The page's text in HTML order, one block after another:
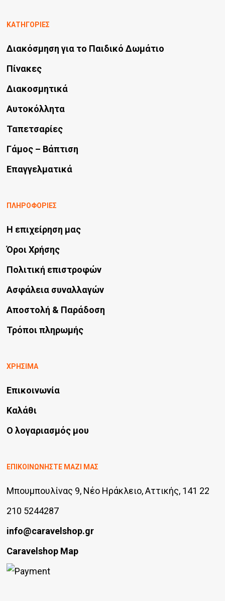
ΚΑΤΗΓΟΡΙΕΣ
Διακόσμηση για το Παιδικό Δωμάτιο
Πίνακες
Διακοσμητικά
Αυτοκόλλητα
Ταπετσαρίες
Γάμος – Βάπτιση
Επαγγελματικά
ΠΛΗΡΟΦΟΡΙΕΣ
Η επιχείρηση μας
Όροι Χρήσης
Πολιτική επιστροφών
Ασφάλεια συναλλαγών
Αποστολή & Παράδοση
Τρόποι πληρωμής
ΧΡΗΣΙΜΑ
Επικοινωνία
Καλάθι
Ο λογαριασμός μου
ΕΠΙΚΟΙΝΩΝΗΣΤΕ ΜΑΖΙ ΜΑΣ
Μπουμπουλίνας 9, Νέο Ηράκλειο, Αττικής, 141 22
210 5244287
info@caravelshop.gr
Caravelshop Map